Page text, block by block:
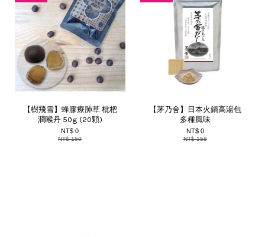
【樹飛雪】蜂膠療肺草 枇杷
潤喉丹 50g (20顆)
NT$ 0
NT$ 150
【茅乃舍】日本火鍋高湯包
多種風味
NT$ 0
NT$ 158